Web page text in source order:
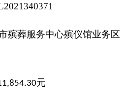
殡葬服务中心殡仪馆业务区
元